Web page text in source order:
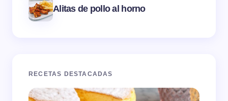
Alitas de pollo al horno
RECETAS DESTACADAS